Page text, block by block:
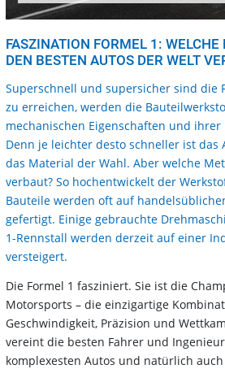
FASZINATION FORMEL 1:
DEN BESTEN AUTOS DER WELT
Superschnell und supersicher sind die
zu erreichen, werden die
mechanischen Eigenschaften und ihrer
Denn je leichter desto schneller ist das
das Material der Wahl. Aber welche
verbaut? So hochentwickelt der
Bauteile werden oft auf
gefertigt. Einige gebrauchte
1-Rennstall werden derzeit auf einer
versteigert.
Die Formel 1 fasziniert. Sie ist die
Motorsports – die einzigartige
Geschwindigkeit, Präzision und
vereint die besten Fahrer und
komplexesten Autos und natürlich